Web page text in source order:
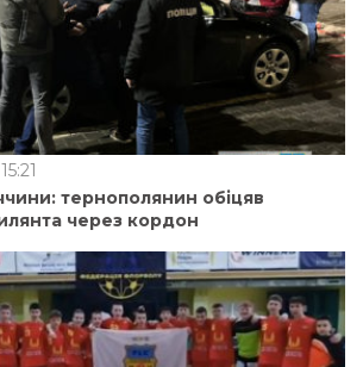
тернополянин обіцяв
через кордон